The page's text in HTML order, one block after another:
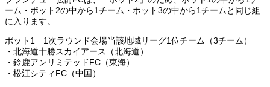
ーム・ポット2の中から1チーム・ポット3の中から1チームと同じ組
に入ります。
ポット1 1次ラウンド会場当該地域リーグ1位チーム（3チーム）
・北海道十勝スカイアース（北海道）
・鈴鹿アンリミテッドFC（東海）
・松江シティFC（中国）